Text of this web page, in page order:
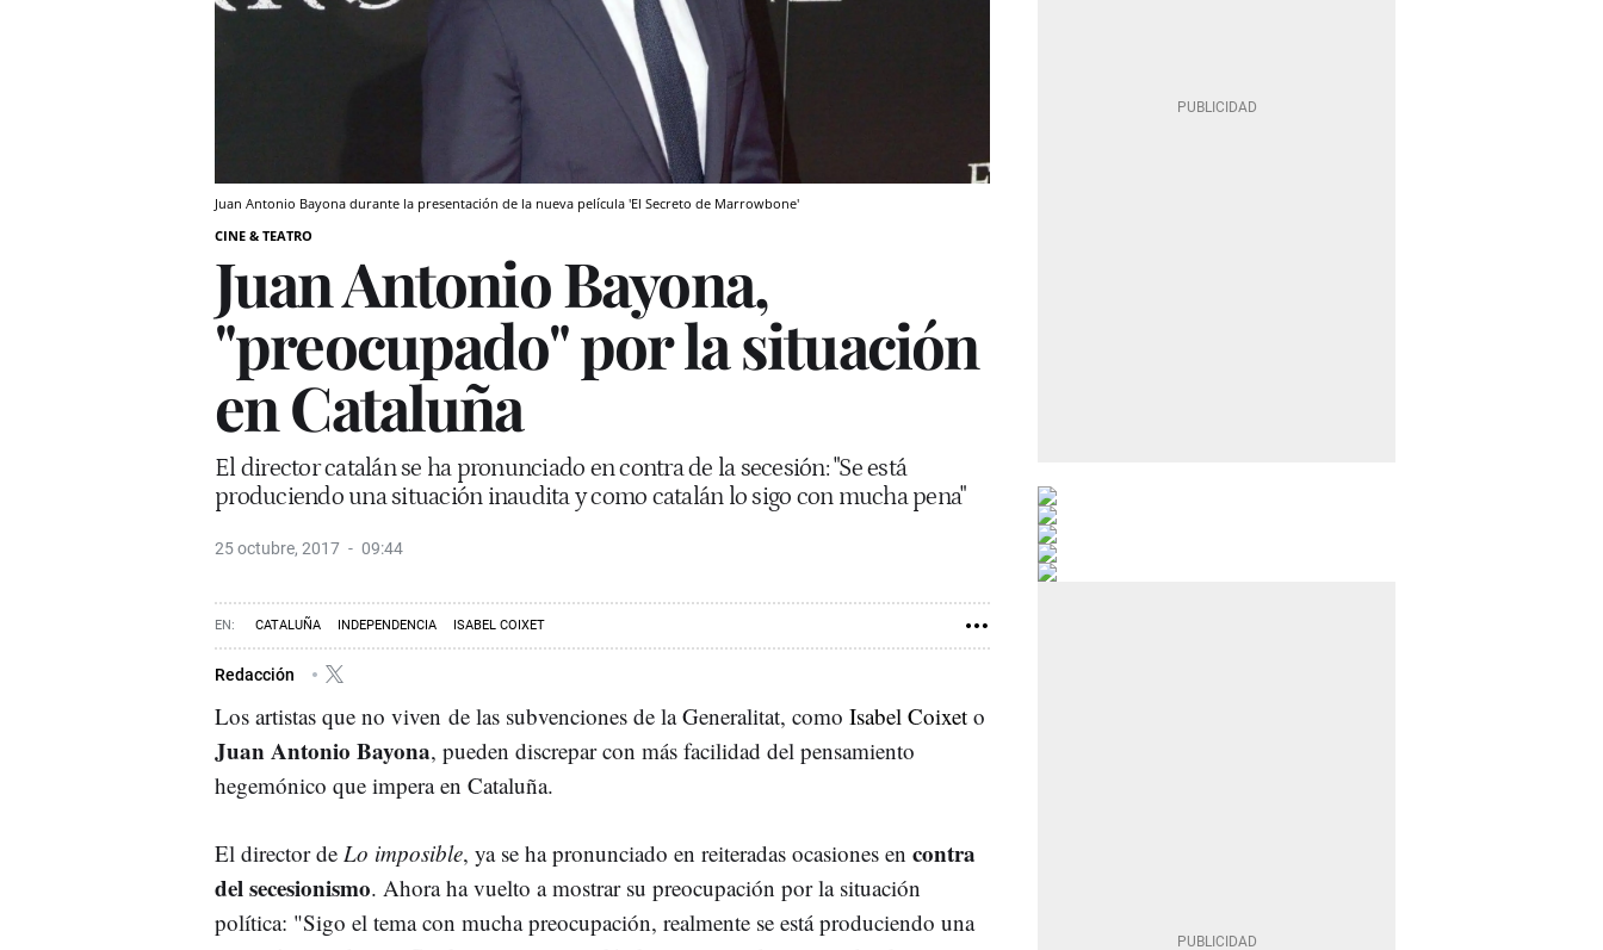
Juan Antonio Bayona durante la presentación de la nueva película 'El Secreto de Marrowbone'
CINE & TEATRO
Juan Antonio Bayona,
"preocupado" por la situación
en Cataluña
El director catalán se ha pronunciado en contra de la secesión: "Se está
produciendo una situación inaudita y como catalán lo sigo con mucha pena"
25 octubre, 2017 09:44
CATALUÑA INDEPENDENCIA ISABEL COIXET
Redacción
Los artistas que no viven de las subvenciones de la Generalitat, como Isabel Coixet o
Juan Antonio Bayona, pueden discrepar con más facilidad del pensamiento
hegemónico que impera en Cataluña.
El director de Lo imposible, ya se ha pronunciado en reiteradas ocasiones en contra
del secesionismo. Ahora ha vuelto a mostrar su preocupación por la situación
política: "Sigo el tema con mucha preocupación, realmente se está produciendo una